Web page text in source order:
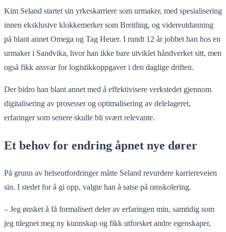
Kim Seland startet sin yrkeskarriere som urmaker, med spesialisering
innen eksklusive klokkemerker som Breitling, og videreutdanning
på blant annet Omega og Tag Heuer. I rundt 12 år jobbet han hos en
urmaker i Sandvika, hvor han ikke bare utviklet håndverket sitt, men
også fikk ansvar for logistikkoppgaver i den daglige driften.
Der bidro han blant annet med å effektivisere verkstedet gjennom
digitalisering av prosesser og optimalisering av delelageret,
erfaringer som senere skulle bli svært relevante.
Et behov for endring åpnet nye dører
På grunn av helseutfordringer måtte Seland revurdere karriereveien
sin. I stedet for å gi opp, valgte han å satse på omskolering.
– Jeg ønsket å få formalisert deler av erfaringen min, samtidig som
jeg tilegnet meg ny kunnskap og fikk utforsket andre egenskaper,